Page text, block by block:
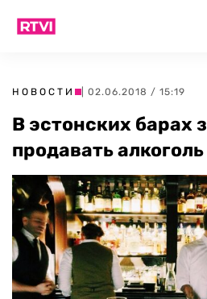
НОВОСТИ | 02.06.2018 / 15:19
В эстонских барах
продавать